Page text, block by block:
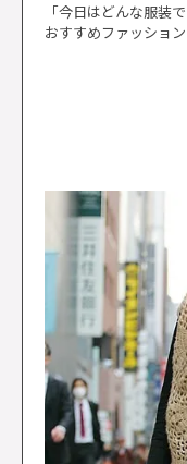
「今日はどんな服装
おすすめファッショ